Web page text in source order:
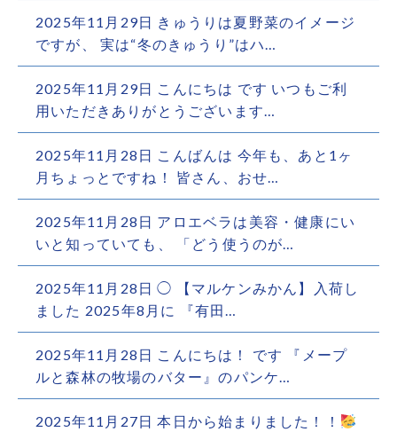
2025年11月29日 きゅうりは夏野菜のイメージ
ですが、 実は“冬のきゅうり”はハ…
2025年11月29日 こんにちは です️ いつもご利
用いただきありがとうございます…
2025年11月28日 こんばんは 今年も、あと1ヶ
月ちょっとですね！ 皆さん、おせ…
2025年11月28日 アロエベラは美容・健康にい
いと知っていても、 「どう使うのが…
2025年11月28日 ◯ 【マルケンみかん】入荷し
ました 2025年8月に 『有田…
2025年11月28日 こんにちは！ です 『メープ
ルと森林の牧場のバター』のパンケ…
2025年11月27日 本日から始まりました！！